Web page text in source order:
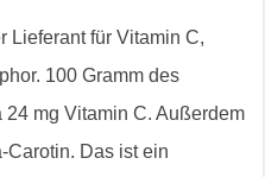
Lieferant für Vitamin C,
100 Gramm des
mg Vitamin C. Außerdem
Carotin. Das ist ein